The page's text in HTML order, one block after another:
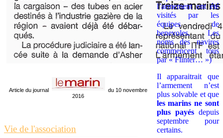
Article du journal
du 10 novembre
2016
l’armement ont été
visités par les
équipes de
benevoles. Les
noms des navires
commencent tous
par « Flinter… »)
Il apparaitrait que
l’armement n’est
plus solvable et que
les marins ne sont
plus payésdepuis
septembre pour
certains.
Vie de l'association